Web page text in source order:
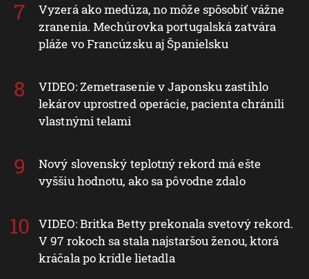
Vyzerá ako medúza, no môže spôsobiť vážne
zranenia. Mechúrovka portugalská zatvára
pláže vo Francúzsku aj Španielsku
VIDEO: Zemetrasenie v Japonsku zastihlo
lekárov uprostred operácie, pacienta chránili
vlastnými telami
Nový slovenský teplotný rekord má ešte
vyššiu hodnotu, ako sa pôvodne zdalo
VIDEO: Britka Betty prekonala svetový rekord.
V 97 rokoch sa stala najstaršou ženou, ktorá
kráčala po krídle lietadla